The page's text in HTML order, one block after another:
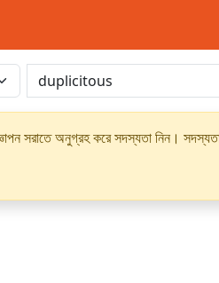
সরাতে অনুগ্রহ করে সদস্যতা নিন।